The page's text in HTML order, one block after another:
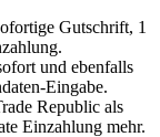
Gutschrift, 1
und ebenfalls
Eingabe.
Republic als
Einzahlung mehr.